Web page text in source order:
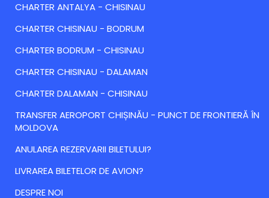
CHARTER ANTALYA - CHISINAU
CHARTER CHISINAU - BODRUM
CHARTER BODRUM - CHISINAU
CHARTER CHISINAU - DALAMAN
CHARTER DALAMAN - CHISINAU
TRANSFER AEROPORT CHIȘINĂU - PUNCT DE FRONTIERĂ ÎN
MOLDOVA
ANULAREA REZERVARII BILETULUI?
LIVRAREA BILETELOR DE AVION?
DESPRE NOI